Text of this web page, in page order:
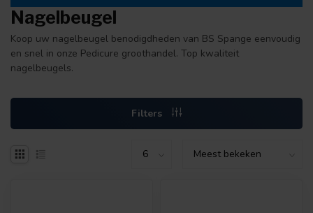
Nagelbeugel
Koop uw nagelbeugel benodigdheden van BS Spange eenvoudig
en snel in onze Pedicure groothandel. Top kwaliteit
nagelbeugels.
Filters